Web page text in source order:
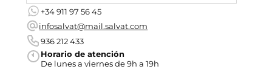
+34 911 97 56 45
infosalvat@mail.salvat.com
936 212 433
Horario de atención
De lunes a viernes de 9h a 19h